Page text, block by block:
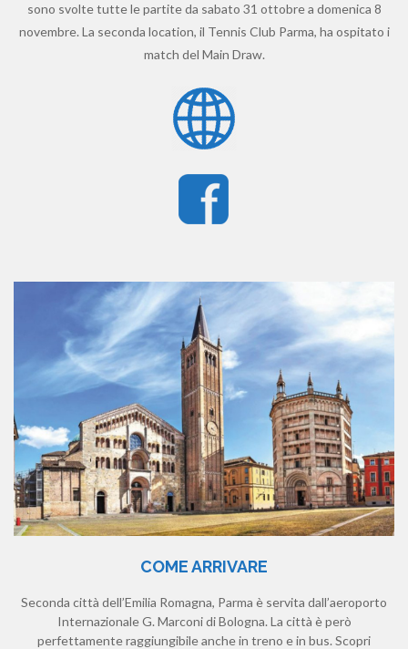
sono svolte tutte le partite da sabato 31 ottobre a domenica 8
novembre. La seconda location, il Tennis Club Parma, ha ospitato i
match del Main Draw.
COME ARRIVARE
Seconda città dell’Emilia Romagna, Parma è servita dall’aeroporto
Internazionale G. Marconi di Bologna. La città è però
perfettamente raggiungibile anche in treno e in bus. Scopri